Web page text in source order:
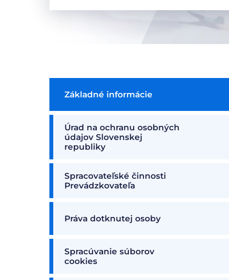
Základné informácie
Úrad na ochranu osobných
údajov Slovenskej
republiky
Spracovateľské činnosti
Prevádzkovateľa
Práva dotknutej osoby
Spracúvanie súborov
cookies